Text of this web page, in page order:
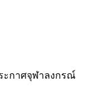
ะกาศจุฬาลงกรณ์